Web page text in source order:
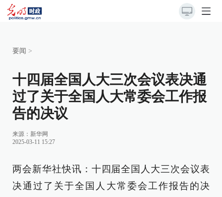
要闻 >
十四届全国人大三次会议表决通
过了关于全国人大常委会工作报
告的决议
来源： 新华网
2025-03-11 15:27
两会新华社快讯：十四届全国人大三次会议表
决通过了关于全国人大常委会工作报告的决